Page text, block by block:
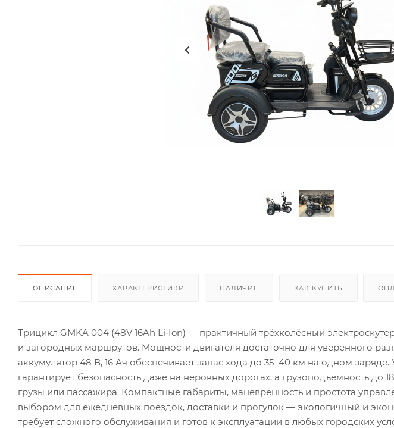
ОПИСАНИЕ ХАРАКТЕРИСТИКИ НАЛИЧИЕ КАК КУПИТЬ
Трицикл GMKA 004 (48V 16Ah Li‑Ion) — практичный трёхколёсный
и загородных маршрутов. Мощности двигателя достаточно для уверенного
аккумулятор 48 В, 16 Ач обеспечивает запас хода до 35–40 км на одном заряде.
гарантирует безопасность даже на неровных дорогах, а грузоподъёмность до
грузы или пассажира. Компактные габариты, манёвренность и простота
выбором для ежедневных поездок, доставки и прогулок — экологичный и
требует сложного обслуживания и готов к эксплуатации в любых городских